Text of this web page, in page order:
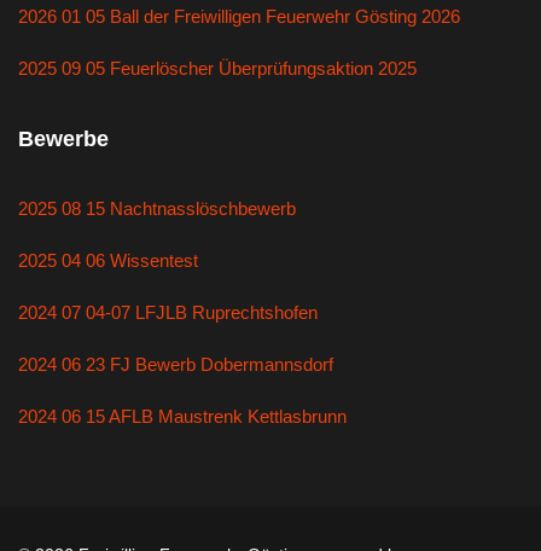
2026 01 05 Ball der Freiwilligen Feuerwehr Gösting 2026
2025 09 05 Feuerlöscher Überprüfungsaktion 2025
Bewerbe
2025 08 15 Nachtnasslöschbewerb
2025 04 06 Wissentest
2024 07 04-07 LFJLB Ruprechtshofen
2024 06 23 FJ Bewerb Dobermannsdorf
2024 06 15 AFLB Maustrenk Kettlasbrunn